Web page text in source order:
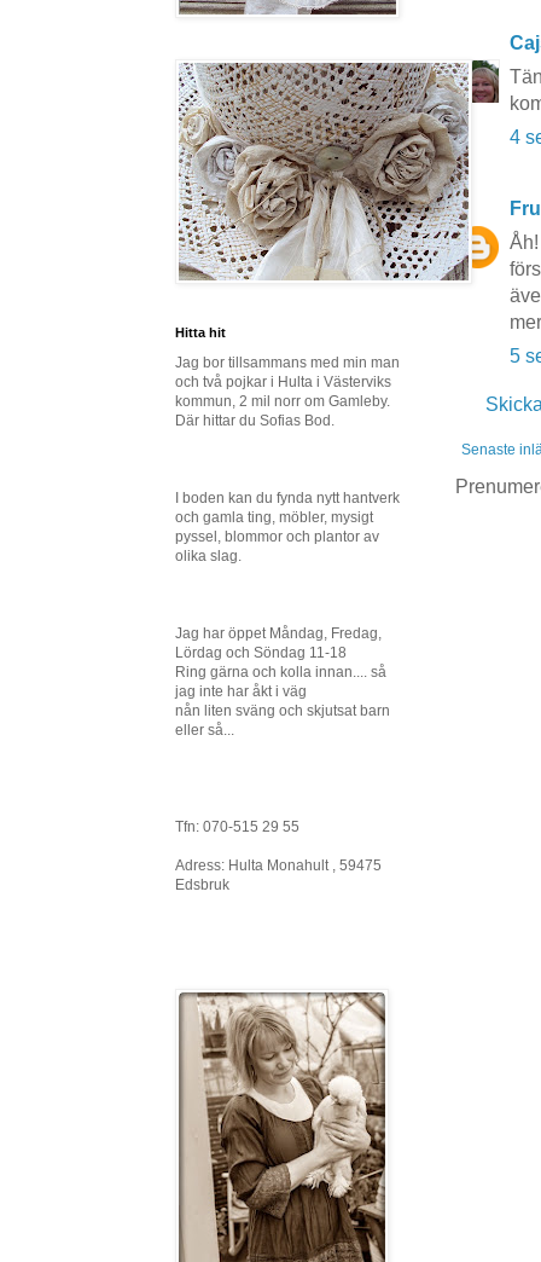
4
5
Senaste
Hitta hit
Jag bor tillsammans med min man
och två pojkar i Hulta i Västerviks
kommun, 2 mil norr om Gamleby.
Där hittar du Sofias Bod.
I boden kan du fynda nytt hantverk
och gamla ting, möbler, mysigt
pyssel, blommor och plantor av
olika slag.
Jag har öppet Måndag, Fredag,
Lördag och Söndag 11-18
Ring gärna och kolla innan.... så
jag inte har åkt i väg
nån liten sväng och skjutsat barn
eller så...
Tfn: 070-515 29 55
Adress: Hulta Monahult , 59475
Edsbruk